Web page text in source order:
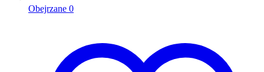
Obejrzane 0